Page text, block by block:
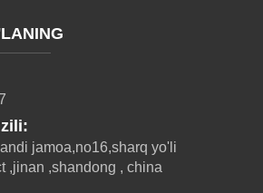
jamoa,no16,sharq yo'li
,jinan ,shandong , china